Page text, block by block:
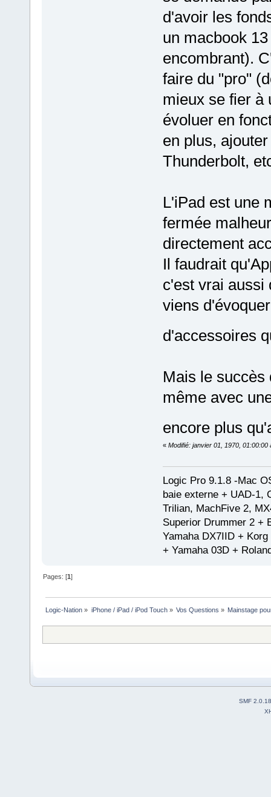
d'avoir les
un macbook
encombrant).
faire du "pro"
mieux se fier à
évoluer en
en plus,
Thunderbolt,
L'iPad est une
fermée
directement
Il faudrait
c'est vrai aussi
viens
d'accessoires
Mais le succès
même avec
encore plus
« Modifié: janvier 01, 1970, 01:00:00
Logic Pro 9.1.8 -Mac
baie externe + UAD-1,
Trilian, MachFive 2,
Superior Drummer 2 +
Yamaha DX7IID +
+ Yamaha 03D +
Pages: [1]
Logic-Nation » iPhone / iPad / iPod Touch» Vos Questions » Mainstage
SMF 2.0.18